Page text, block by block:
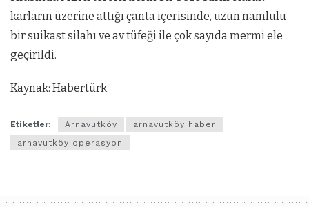
karların üzerine attığı çanta içerisinde, uzun namlulu
bir suikast silahı ve av tüfeği ile çok sayıda mermi ele
geçirildi.
Kaynak: Habertürk
Etiketler: Arnavutköy
arnavutköy haber
arnavutköy operasyon